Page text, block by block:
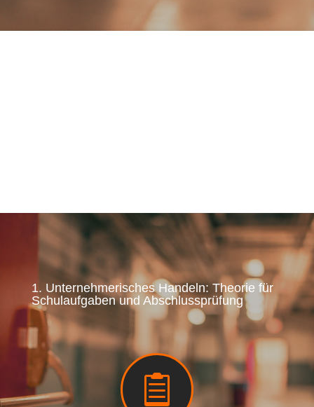
1. Unternehmerisches Handeln: Theorie für
Schulaufgaben und Abschlussprüfung
